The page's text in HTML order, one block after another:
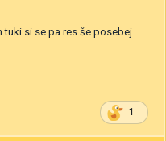
tuki si se pa res še posebej
1